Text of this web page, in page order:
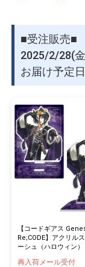
■受注販売■
2025/2/28(
お届け予定
【コードギアス
Re;CODE】アクリル
ーシュ（ハロウィン）
再入荷メール受付